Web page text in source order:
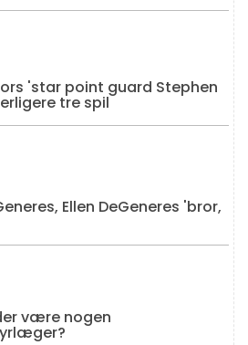
'star point guard Stephen
tre spil
Ellen DeGeneres 'bror,
være nogen